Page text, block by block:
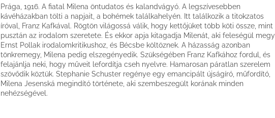
Prága, 1916. A fiatal Milena öntudatos és kalandvágyó. A legszívesebben
kávéházakban tölti a napjait, a bohémek találkahelyén. Itt találkozik a titokzatos
íróval, Franz Kafkával. Rögtön világossá válik, hogy kettőjüket több köti össze, mint
pusztán az irodalom szeretete. És ekkor apja kitagadja Milenát, aki feleségül megy
Ernst Pollak irodalomkritikushoz, és Bécsbe költöznek. A házasság azonban
tönkremegy, Milena pedig elszegényedik. Szükségében Franz Kafkához fordul, és
felajánlja neki, hogy műveit lefordítja cseh nyelvre. Hamarosan páratlan szerelem
szövődik köztük. Stephanie Schuster regénye egy emancipált újságíró, műfordító,
Milena Jesenská megindító története, aki szembeszegült korának minden
nehézségével.